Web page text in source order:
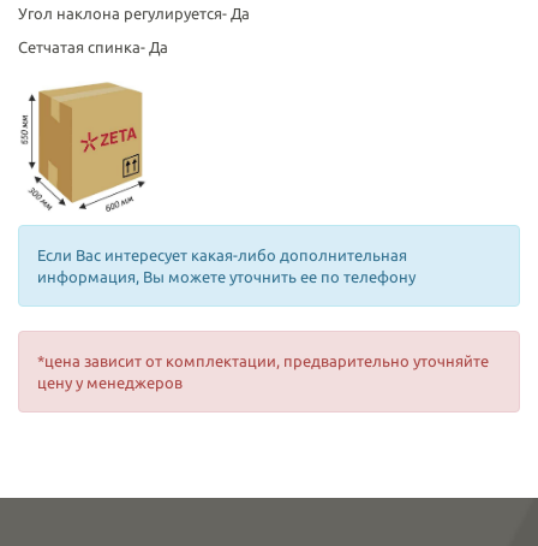
Угол наклона регулируется- Да
Сетчатая спинка- Да
Если Вас интересует какая-либо дополнительная
информация, Вы можете уточнить ее по телефону
*цена зависит от комплектации, предварительно уточняйте
цену у менеджеров